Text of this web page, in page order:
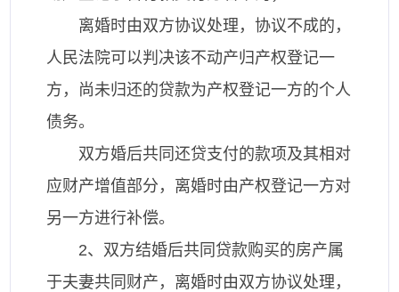
离婚时由双方协议处理，协议不成的，
人民法院可以判决该不动产归产权登记一
方，尚未归还的贷款为产权登记一方的个人
债务。
双方婚后共同还贷支付的款项及其相对
应财产增值部分，离婚时由产权登记一方对
另一方进行补偿。
2、双方结婚后共同贷款购买的房产属
于夫妻共同财产，离婚时由双方协议处理，